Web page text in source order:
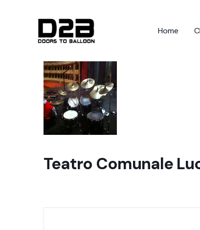
contenuto
Home
Teatro Comunale